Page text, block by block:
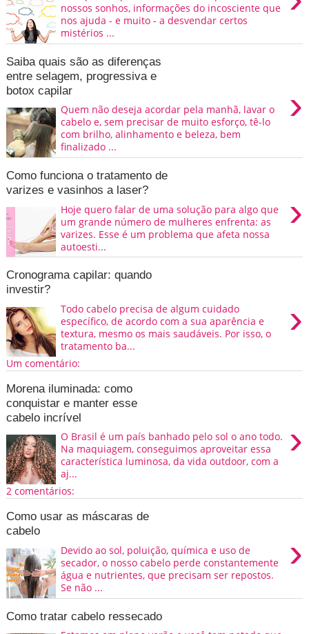
nossos sonhos, informações do incosciente que
nos ajuda - e muito - a desvendar certos
mistérios ...
Saiba quais são as diferenças
entre selagem, progressiva e
botox capilar
›
Quem não deseja acordar pela manhã, lavar o
cabelo e, sem precisar de muito esforço, tê-lo
com brilho, alinhamento e beleza, bem
finalizado ...
Como funciona o tratamento de
varizes e vasinhos a laser?
›
Hoje quero falar de uma solução para algo que
um grande número de mulheres enfrenta: as
varizes. Esse é um problema que afeta nossa
autoesti...
Cronograma capilar: quando
investir?
›
Todo cabelo precisa de algum cuidado
específico, de acordo com a sua aparência e
textura, mesmo os mais saudáveis. Por isso, o
tratamento ba...
Um comentário:
Morena iluminada: como
conquistar e manter esse
cabelo incrível
›
O Brasil é um país banhado pelo sol o ano todo.
Na maquiagem, conseguimos aproveitar essa
característica luminosa, da vida outdoor, com a
aj...
2 comentários:
Como usar as máscaras de
cabelo
›
Devido ao sol, poluição, química e uso de
secador, o nosso cabelo perde constantemente
água e nutrientes, que precisam ser repostos.
Se não ...
Como tratar cabelo ressecado